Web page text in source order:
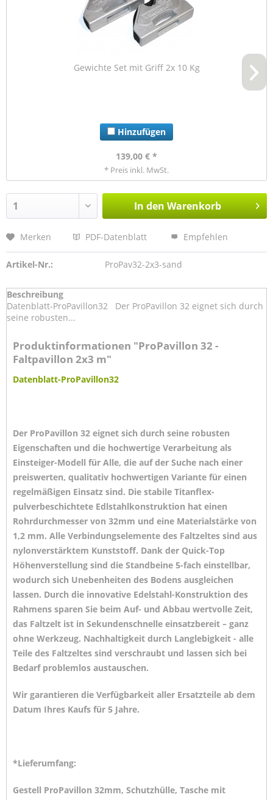
Gewichte Set mit Griff 2x 10 Kg
Hinzufügen
139,00 € *
* Preis inkl. MwSt.
In den Warenkorb
Merken PDF-Datenblatt Empfehlen
Artikel-Nr.: ProPav32-2x3-sand
Beschreibung
Datenblatt-ProPavillon32 Der ProPavillon 32 eignet sich durch
seine robusten...
Produktinformationen "ProPavillon 32 -
Faltpavillon 2x3 m"
Datenblatt-ProPavillon32
Der ProPavillon 32 eignet sich durch seine robusten
Eigenschaften und die hochwertige Verarbeitung als
Einsteiger-Modell für Alle, die auf der Suche nach einer
preiswerten, qualitativ hochwertigen Variante für einen
regelmäßigen Einsatz sind. Die stabile Titanflex-
pulverbeschichtete Edlstahlkonstruktion hat einen
Rohrdurchmesser von 32mm und eine Materialstärke von
1,2 mm. Alle Verbindungselemente des Faltzeltes sind aus
nylonverstärktem Kunststoff. Dank der Quick-Top
Höhenverstellung sind die Standbeine 5-fach einstellbar,
wodurch sich Unebenheiten des Bodens ausgleichen
lassen. Durch die innovative Edelstahl-Konstruktion des
Rahmens sparen Sie beim Auf- und Abbau wertvolle Zeit,
das Faltzelt ist in Sekundenschnelle einsatzbereit – ganz
ohne Werkzeug. Nachhaltigkeit durch Langlebigkeit - alle
Teile des Faltzeltes sind verschraubt und lassen sich bei
Bedarf problemlos austauschen.
Wir garantieren die Verfügbarkeit aller Ersatzteile ab dem
Datum Ihres Kaufs für 5 Jahre.
*Lieferumfang:
Gestell ProPavillon 32mm, Schutzhülle, Tasche mit